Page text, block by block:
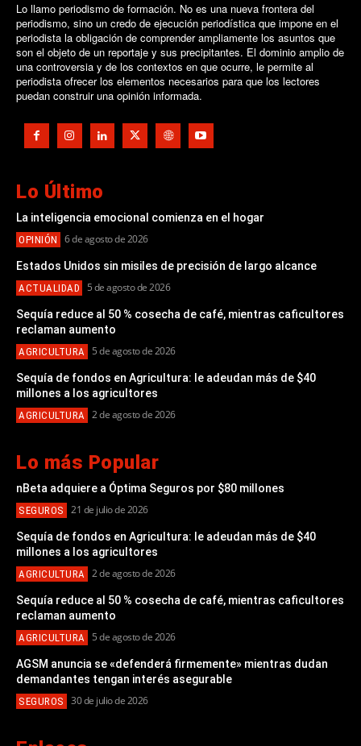
Lo llamo periodismo de formación. No es una nueva frontera del
periodismo, sino un credo de ejecución periodística que impone en el
periodista la obligación de comprender ampliamente los asuntos que
son el objeto de un reportaje y sus precipitantes. El dominio amplio de
una controversia y de los contextos en que ocurre, le permite al
periodista ofrecer los elementos necesarios para que los lectores
puedan construir una opinión informada.
Lo Último
La inteligencia emocional comienza en el hogar
OPINIÓN 6 de agosto de 2026
Estados Unidos sin misiles de precisión de largo alcance
ACTUALIDAD 5 de agosto de 2026
Sequía reduce al 50 % cosecha de café, mientras caficultores
reclaman aumento
AGRICULTURA 5 de agosto de 2026
Sequía de fondos en Agricultura: le adeudan más de $40
millones a los agricultores
AGRICULTURA 2 de agosto de 2026
Lo más Popular
nBeta adquiere a Óptima Seguros por $80 millones
SEGUROS 21 de julio de 2026
Sequía de fondos en Agricultura: le adeudan más de $40
millones a los agricultores
AGRICULTURA 2 de agosto de 2026
Sequía reduce al 50 % cosecha de café, mientras caficultores
reclaman aumento
AGRICULTURA 5 de agosto de 2026
AGSM anuncia se «defenderá firmemente» mientras dudan
demandantes tengan interés asegurable
SEGUROS 30 de julio de 2026